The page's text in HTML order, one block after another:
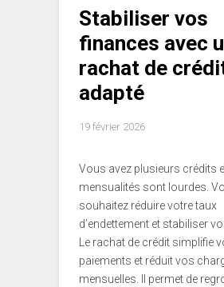
Stabiliser vos
finances avec
rachat de
adapté
19 février 2026
Vous avez plusieurs crédits
mensualités sont lourdes.
souhaitez réduire votre taux
d’endettement et stabiliser
Le rachat de crédit simplifie
paiements et réduit vos
mensuelles. Il permet de